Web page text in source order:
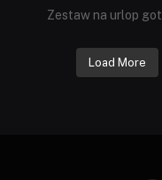
Zestaw na urlop
Load More